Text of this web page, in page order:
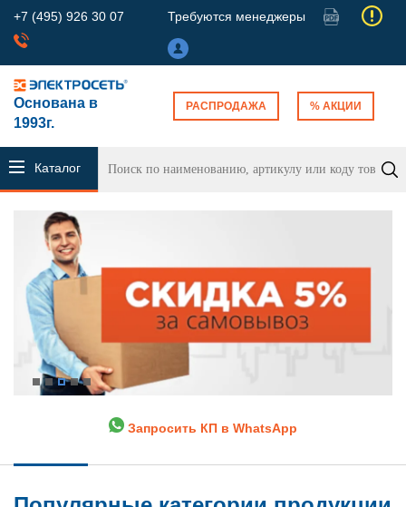
+7 (495) 926 30 07 Требуются менеджеры
Основана в
1993г.
РАСПРОДАЖА % АКЦИИ
Каталог
продукции
Запросить КП в WhatsApp